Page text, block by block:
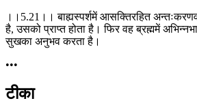
।।5.21।। बाह्यस्पर्शमें आसक्तिरहित
है, उसको प्राप्त होता है। फिर वह ब्रह्ममें
सुखका अनुभव करता है।
•••
टीका